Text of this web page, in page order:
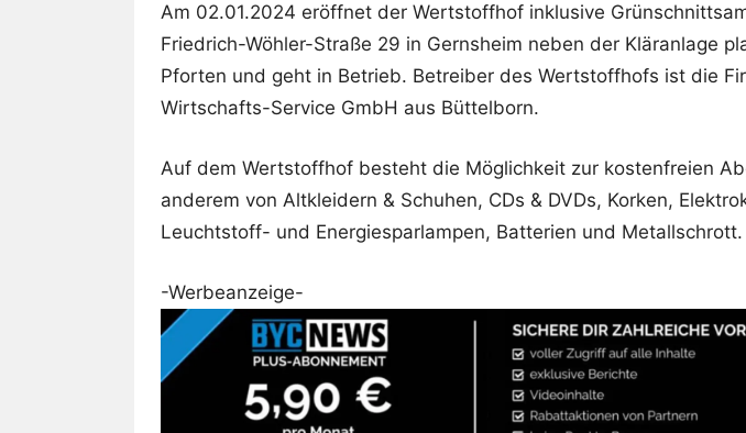
Am 02.01.2024 eröffnet der Wertstoffhof inklusive
Friedrich-Wöhler-Straße 29 in Gernsheim neben der Kläranlage
Pforten und geht in Betrieb. Betreiber des Wertstoffhofs ist die
Wirtschafts-Service GmbH aus Büttelborn.
Auf dem Wertstoffhof besteht die Möglichkeit zur kostenfreien
anderem von Altkleidern & Schuhen, CDs & DVDs, Korken,
Leuchtstoff- und Energiesparlampen, Batterien und Metallschrott.
-Werbeanzeige-